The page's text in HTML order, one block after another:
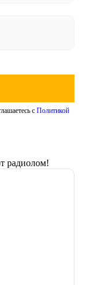
с Политикой
радиолом!